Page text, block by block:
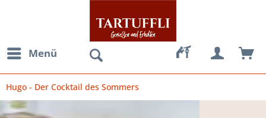
Menü
Hugo - Der Cocktail des Sommers